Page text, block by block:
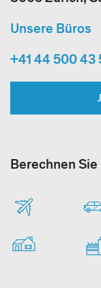
Unsere Büros
+41 44 500 43
Berechnen